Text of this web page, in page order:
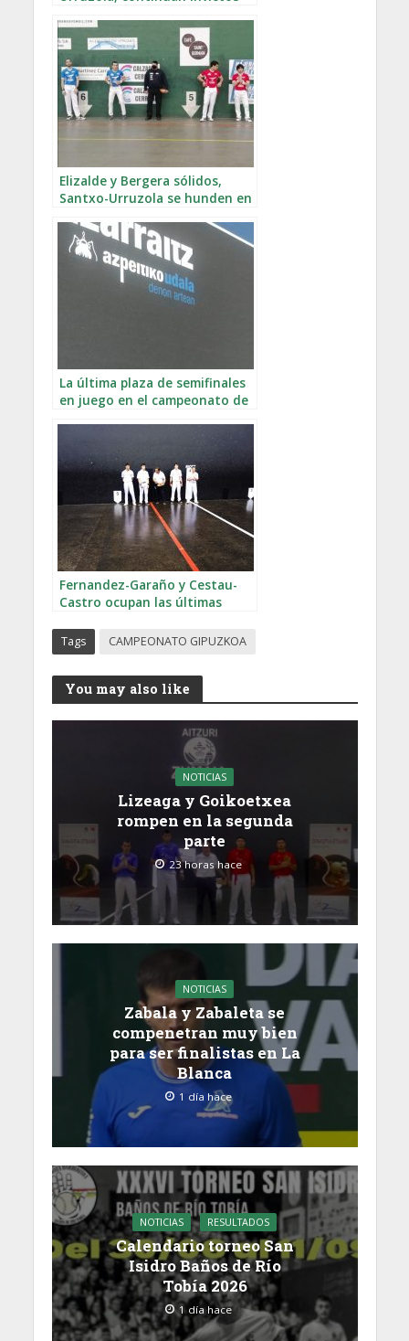
en división honor
Elizalde y Bergera sólidos,
Santxo-Urruzola se hunden en
La última plaza de semifinales
en juego en el campeonato de
Fernandez-Garaño y Cestau-
Castro ocupan las últimas
Zumaia
Tags CAMPEONATO GIPUZKOA
You may also like
NOTICIAS
Lizeaga y Goikoetxea
rompen en la segunda
parte
23 horas hace
NOTICIAS
Zabala y Zabaleta se
compenetran muy bien
para ser finalistas en La
Blanca
1 día hace
NOTICIAS RESULTADOS
Calendario torneo San
Isidro Baños de Río
Tobía 2026
1 día hace